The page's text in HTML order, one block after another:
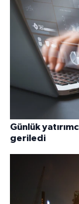
Günlük
geriledi